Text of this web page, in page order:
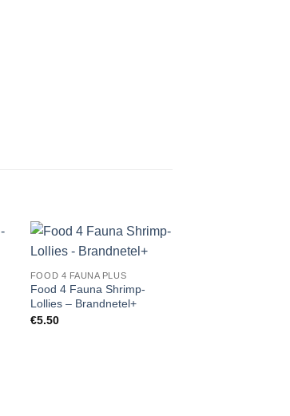
FOOD 4 FAUNA PLUS
Food 4 Fauna Shrimp-
Lollies – Brandnetel+
€5.50